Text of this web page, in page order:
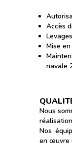
Accès
Mise
navale
Nous
Nos
en œuvre